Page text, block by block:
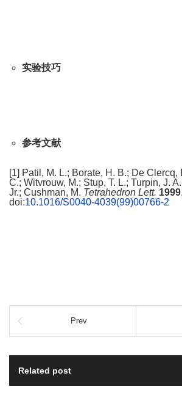
实验技巧
参考文献
[1] Patil, M. L.; Borate, H. B.; De Clercq,
C.; Witvrouw, M.; Stup, T. L.; Turpin, J.
Jr.; Cushman, M. Tetrahedron Lett. 1999,
doi:10.1016/S0040-4039(99)00766-2
Prev
Related post